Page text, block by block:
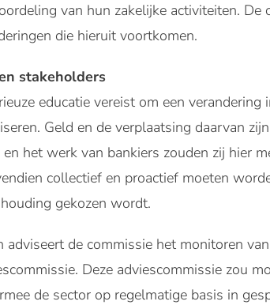
van hun zakelijke activiteiten.
die hieruit voortkomen.
stakeholders
educatie vereist om een
Geld en de verplaatsing daarvan
en het werk van bankiers zouden zij hier
collectief en proactief moeten
gekozen wordt.
de commissie het monitoren
Deze adviescommissie zou
de sector op regelmatige basis in